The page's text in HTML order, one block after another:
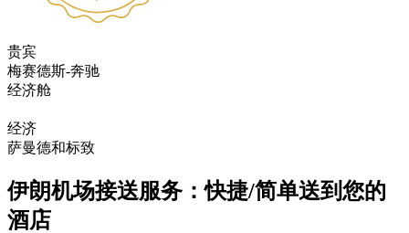
贵宾
梅赛德斯-奔驰
经济舱
经济
萨曼德和标致
伊朗机场接送服务：快捷/简单送到您的
酒店